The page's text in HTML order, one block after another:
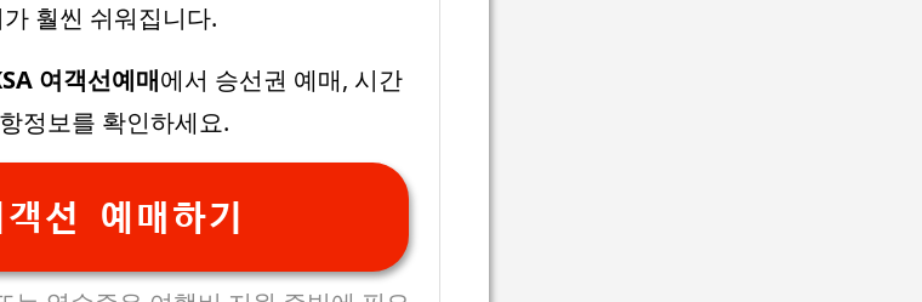
훨씬 쉬워집니다.
여객선예매에서 승선권 예매, 시간
정보를 확인하세요.
객선 예매하기